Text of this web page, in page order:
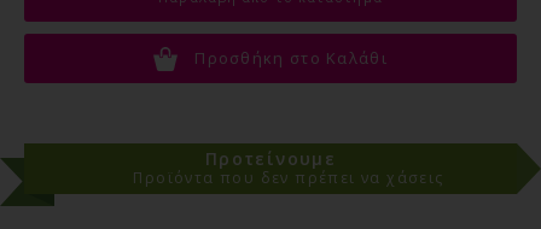
Προσθήκη στο Καλάθι
Προτείνουμε
Προϊόντα που δεν πρέπει να χάσεις